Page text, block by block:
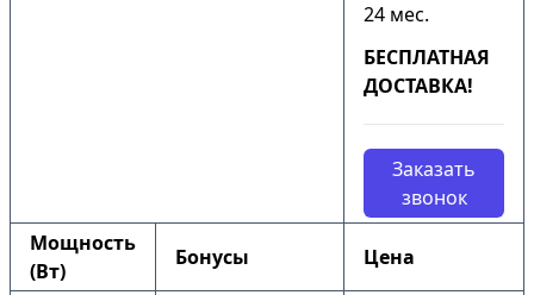
24 мес.
БЕСПЛАТНАЯ
ДОСТАВКА!
Заказать
звонок
Мощность
(Вт)
Бонусы Цена